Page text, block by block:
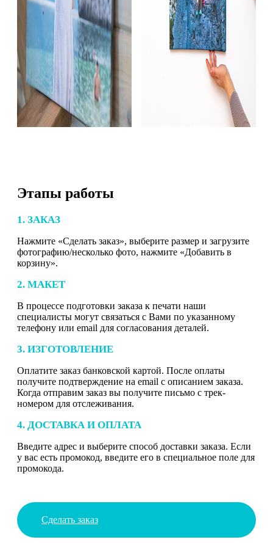
Этапы работы
1. ЗАКАЗ
Нажмите «Сделать заказ», выберите размер и загрузите
фотографию/несколько фото, нажмите «Добавить в
корзину».
2. МАКЕТ
В процессе подготовки заказа к печати наши
специалисты могут связаться с Вами по указанному
телефону или email для согласования деталей.
3. ИЗГОТОВЛЕНИЕ
Оплатите заказ банковской картой. После оплаты
получите подтверждение на email с описанием заказа.
Когда отправим заказ вы получите письмо с трек-
номером для отслеживания.
4. ДОСТАВКА И ОПЛАТА
Введите адрес и выберите способ доставки заказа. Если
у вас есть промокод, введите его в специальное поле для
промокода.
Сделать заказ